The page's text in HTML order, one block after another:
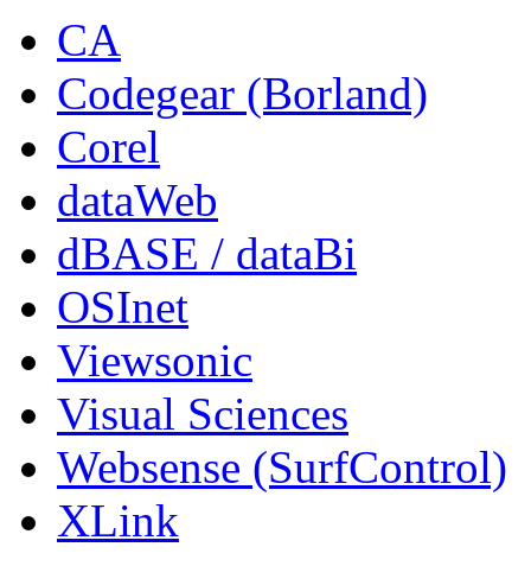
CA
Codegear (Borland)
Corel
dataWeb
dBASE / dataBi
OSInet
Viewsonic
Visual Sciences
Websense (SurfControl)
XLink